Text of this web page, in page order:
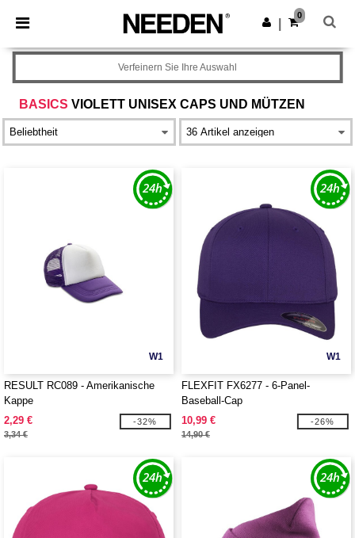
× Needen App
Bessere Preise in der App!
App holen
0
BASICS VIOLETT UNISEX CAPS UND MÜTZEN
Verfeinern Sie Ihre Auswahl
W1
RESULT RC089 - Amerikanische
Kappe
2,29 €
3,34 €
-32%
W1
FLEXFIT FX6277 - 6-Panel-
Baseball-Cap
10,99 €
14,90 €
-26%